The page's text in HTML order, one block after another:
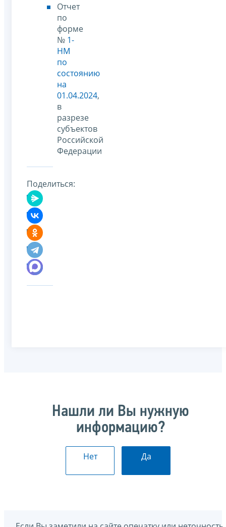
Отчет
по
форме
№ 1-
НМ
по
состоянию
на
01.04.2024,
в
разрезе
субъектов
Российской
Федерации
Поделиться:
Нашли ли Вы нужную
информацию?
Нет Да